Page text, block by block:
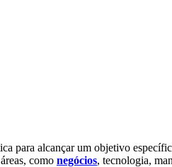
para alcançar um objetivo
como negócios, tecnologia,